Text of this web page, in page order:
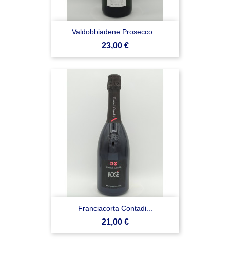
Valdobbiadene Prosecco...
Prezzo
23,00 €
Franciacorta Contadi...
Prezzo
21,00 €